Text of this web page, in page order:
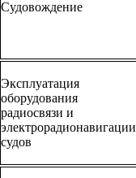
Судовождение
Эксплуатация
оборудования
радиосвязи и
электрорадионавигации
судов